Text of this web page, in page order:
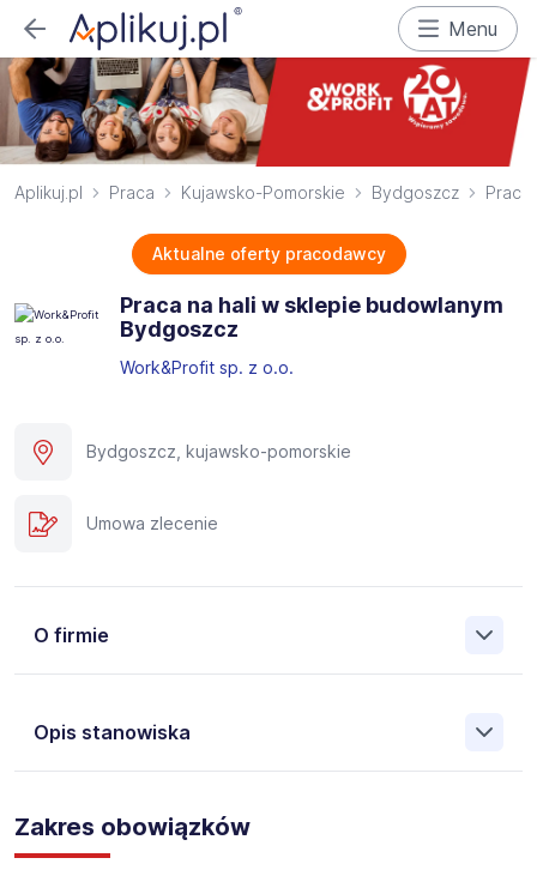
Menu
Aplikuj.pl Praca Kujawsko-Pomorskie Bydgoszcz
Aktualne oferty pracodawcy
Praca na hali w sklepie budowlanym
Bydgoszcz
Work&Profit sp. z o.o.
Bydgoszcz, kujawsko-pomorskie
Umowa zlecenie
O firmie
Opis stanowiska
Pośrednictwa Pracy i Doradztwa Personalnego Work &
Profit jest obecnie jedną z największych niezależnych
polskich agencji zatrudnienia. W ciągu wielu lat naszej
Zakres obowiązków